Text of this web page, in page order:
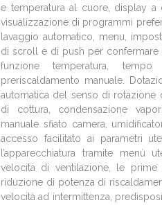
e temperatura al cuore, display
visualizzazione di programmi
lavaggio automatico, menu,
di scroll e di push per confermare
funzione temperatura,
preriscaldamento manuale.
automatica del senso di rotazione
di cottura, condensazione
manuale sfiato camera,
accesso facilitato ai parametri
l’apparecchiatura tramite
velocità di ventilazione, le prime
riduzione di potenza di
velocità ad intermittenza,